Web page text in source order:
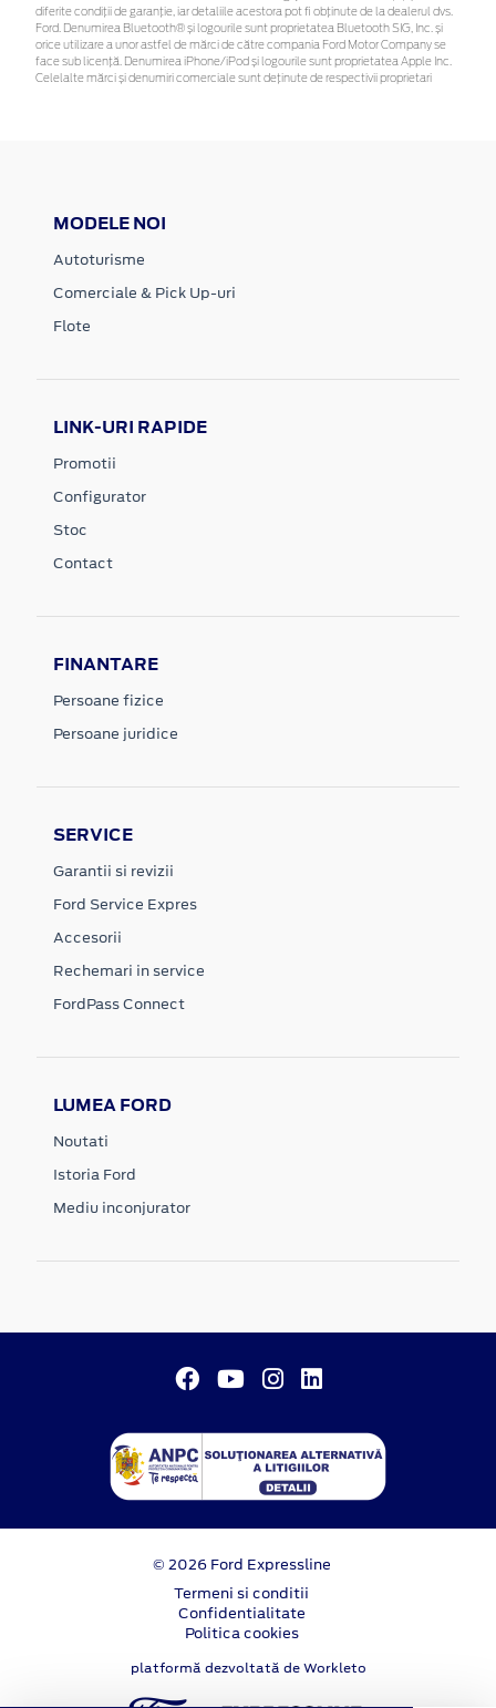
diferite condiții de garanție, iar detaliile acestora pot fi obținute de la dealerul dvs.
Ford. Denumirea Bluetooth® și logourile sunt proprietatea Bluetooth SIG, Inc. și
orice utilizare a unor astfel de mărci de către compania Ford Motor Company se
face sub licență. Denumirea iPhone/iPod și logourile sunt proprietatea Apple Inc.
Celelalte mărci și denumiri comerciale sunt deținute de respectivii proprietari
MODELE NOI
Autoturisme
Comerciale & Pick Up-uri
Flote
LINK-URI RAPIDE
Promotii
Configurator
Stoc
Contact
FINANTARE
Persoane fizice
Persoane juridice
SERVICE
Garantii si revizii
Ford Service Expres
Accesorii
Rechemari in service
FordPass Connect
LUMEA FORD
Noutati
Istoria Ford
Mediu inconjurator
© 2026 Ford Expressline
Termeni si conditii
Confidentialitate
Politica cookies
platformă dezvoltată de Workleto